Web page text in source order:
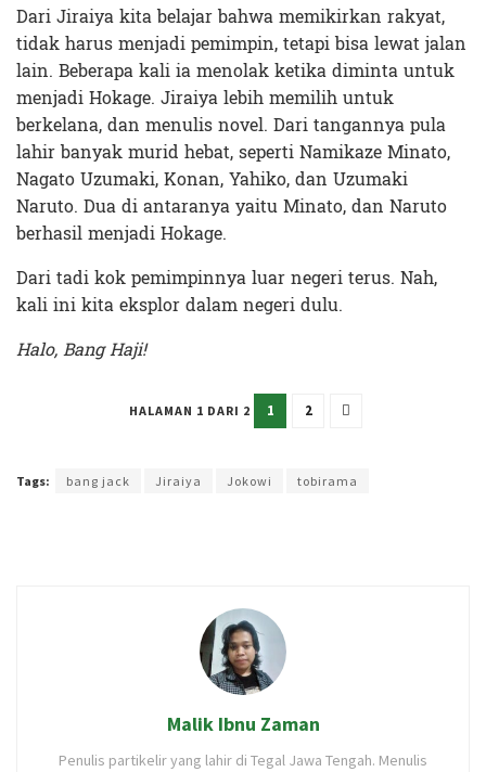
Dari Jiraiya kita belajar bahwa memikirkan rakyat,
tidak harus menjadi pemimpin, tetapi bisa lewat jalan
lain. Beberapa kali ia menolak ketika diminta untuk
menjadi Hokage. Jiraiya lebih memilih untuk
berkelana, dan menulis novel. Dari tangannya pula
lahir banyak murid hebat, seperti Namikaze Minato,
Nagato Uzumaki, Konan, Yahiko, dan Uzumaki
Naruto. Dua di antaranya yaitu Minato, dan Naruto
berhasil menjadi Hokage.
Dari tadi kok pemimpinnya luar negeri terus. Nah,
kali ini kita eksplor dalam negeri dulu.
Halo, Bang Haji!
HALAMAN 1 DARI 2 1 2
Tags: bang jack Jiraiya Jokowi tobirama
Malik Ibnu Zaman
Penulis partikelir yang lahir di Tegal Jawa Tengah. Menulis